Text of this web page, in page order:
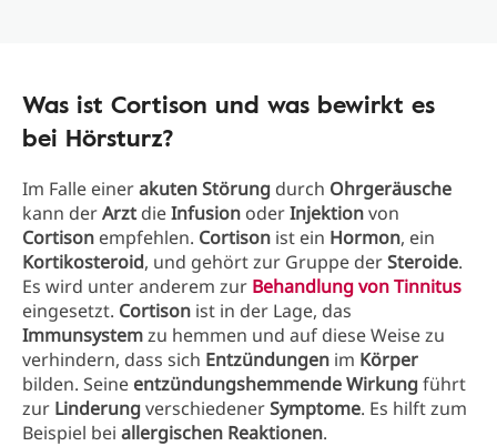
Was ist Cortison und was bewirkt es
bei Hörsturz?
Im Falle einerakuten Störung durch Ohrgeräusche
kann derArzt dieInfusion oderInjektionvon
Cortison empfehlen. Cortison ist ein Hormon, ein
Kortikosteroid, und gehört zur Gruppe derSteroide.
Es wird unter anderem zur Behandlung von Tinnitus
eingesetzt. Cortison ist in der Lage, das
Immunsystemzu hemmen und auf diese Weise zu
verhindern, dass sich Entzündungen im Körper
bilden. Seine entzündungshemmende Wirkungführt
zur LinderungverschiedenerSymptome. Es hilft zum
Beispiel bei allergischen Reaktionen.